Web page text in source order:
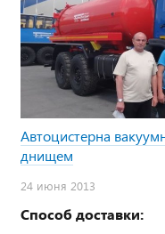
Автоцистерна
днищем
24 июня 2013
Способ доставки: